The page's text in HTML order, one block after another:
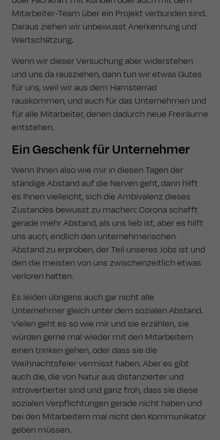
Mitarbeiter-Team über ein Projekt verbunden sind.
Daraus ziehen wir unbewusst Anerkennung und
Wertschätzung.
Wenn wir dieser Versuchung aber widerstehen
und uns da rausziehen, dann tun wir etwas Gutes
für uns, weil wir aus dem Hamsterrad
rauskommen, und auch für das Unternehmen und
für alle Mitarbeiter, denen dadurch neue Freiräume
entstehen.
Ein Geschenk für Unternehmer
Wenn Ihnen also wie mir in diesen Tagen der
ständige Abstand auf die Nerven geht, dann hilft
es Ihnen vielleicht, sich die Ambivalenz dieses
Zustandes bewusst zu machen: Corona schafft
gerade mehr Abstand, als uns lieb ist, aber es hilft
uns auch, endlich den unternehmerischen
Abstand zu erproben, der Teil unseres Jobs ist und
den die meisten von uns zwischenzeitlich etwas
verloren hatten.
Es leiden übrigens auch gar nicht alle
Unternehmer gleich unter dem sozialen Abstand.
Vielen geht es so wie mir und sie erzählen, sie
würden gerne mal wieder mit den Mitarbeitern
einen trinken gehen, oder dass sie die
Weihnachtsfeier vermisst haben. Aber es gibt
auch die, die von Natur aus distanzierter und
introvertierter sind und ganz froh, dass sie diese
sozialen Verpflichtungen gerade nicht haben und
bei den Mitarbeitern mal nicht den Kommunikator
geben müssen.